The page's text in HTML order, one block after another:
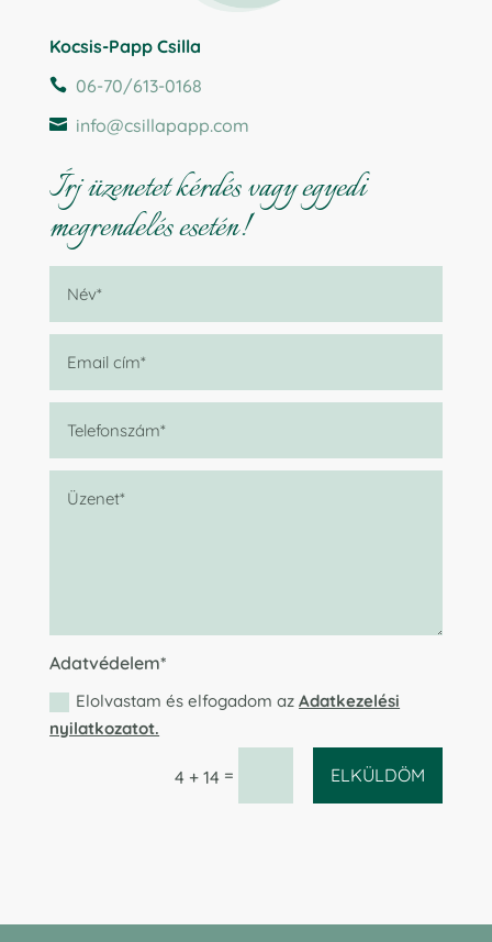
Kocsis-Papp Csilla
 06-70/613-0168
 info@csillapapp.com
Írj üzenetet kérdés vagy egyedi
megrendelés esetén!
Adatvédelem*
Elolvastam és elfogadom azAdatkezelési
nyilatkozatot.
4 + 14 = ELKÜLDÖM